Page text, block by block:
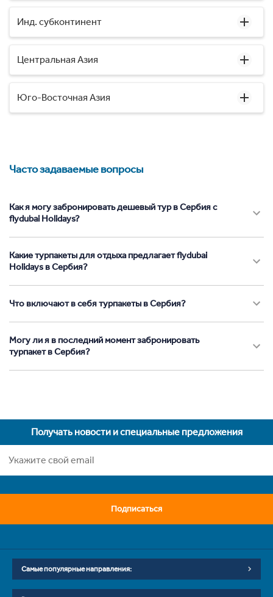
Инд. субконтинент
Центральная Азия
Юго-Восточная Азия
Часто задаваемые вопросы
Как я могу забронировать дешевый тур в Сербия с
flydubai Holidays?
Какие турпакеты для отдыха предлагает flydubai
Holidays в Сербия?
Что включают в себя турпакеты в Сербия?
Могу ли я в последний момент забронировать
турпакет в Сербия?
Получать новости и специальные предложения
Подписаться
Самые популярные направления: